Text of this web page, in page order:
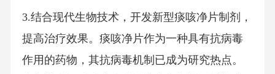
3.结合现代生物技术，开发新型痰咳净片制剂，
提高治疗效果。痰咳净片作为一种具有抗病毒
作用的药物，其抗病毒机制已成为研究热点。